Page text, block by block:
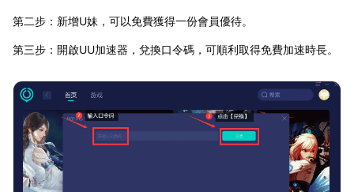
第二步：新增U妹，可以免費獲得一份會員優待。
第三步：開啟UU加速器，兌換口令碼，可順利取得免費加速時長。